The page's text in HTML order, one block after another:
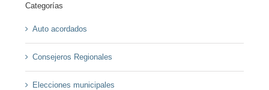
Categorías
Auto acordados
Consejeros Regionales
Elecciones municipales